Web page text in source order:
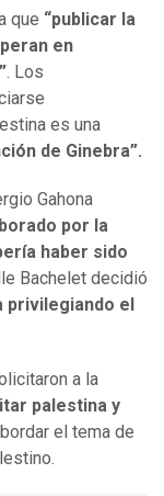
que “publicar la
en
. Los
es una
de Ginebra”.
Gahona
por la
haber sido
Bachelet decidió
privilegiando el
a la
palestina y
el tema de